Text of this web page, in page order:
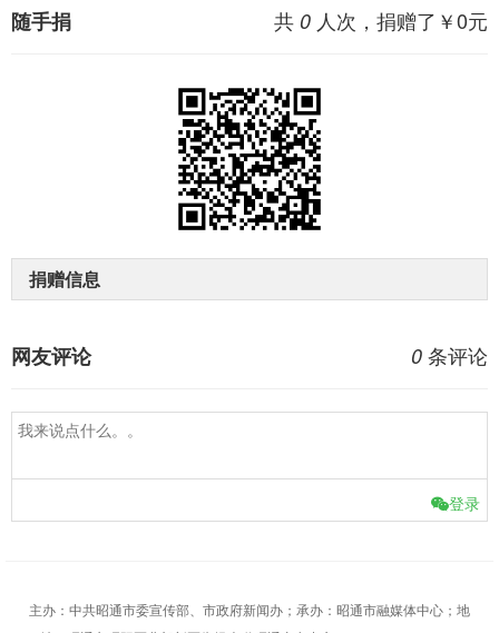
共 0 人次，捐赠了￥0元
随手捐
捐赠信息
0 条评论
网友评论
登录
主办：中共昭通市委宣传部、市政府新闻办；承办：昭通市融媒体中心；地